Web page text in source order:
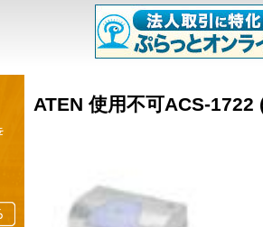
ATEN 使用不可ACS-